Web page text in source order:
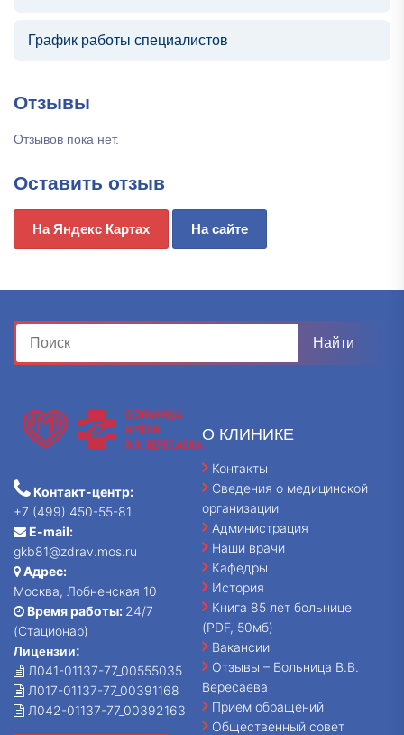
График работы специалистов
Отзывы
Отзывов пока нет.
Оставить отзыв
На Яндекс Картах На сайте
Контакт-центр:
+7 (499) 450-55-81
E-mail:
gkb81@zdrav.mos.ru
Адрес:
Москва, Лобненская 10
Время работы: 24/7
(Стационар)
Лицензии:
Л041-01137-77_00555035
Л017-01137-77_00391168
Л042-01137-77_00392163
О КЛИНИКЕ
Контакты
Сведения о медицинской
организации
Администрация
Наши врачи
Кафедры
История
Книга 85 лет больнице
(PDF, 50мб)
Вакансии
Отзывы – Больница В.В.
Вересаева
Прием обращений
Общественный совет